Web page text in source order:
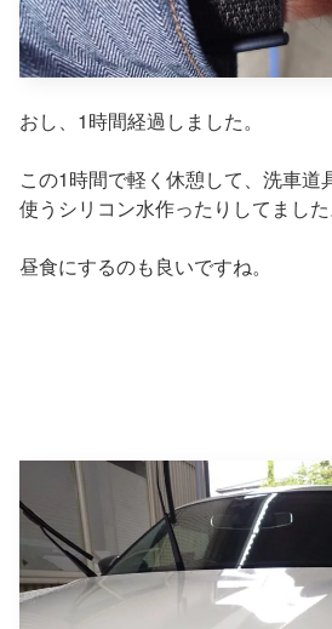
おし、1時間経過しました。
この1時間で軽く休憩して、洗車道
使うシリコン水作ったりしてました
昼食にするのも良いですね。